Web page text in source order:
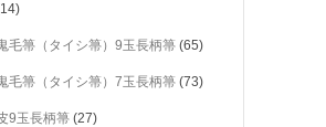
毛箒（タイシ箒）9玉長柄箒 (65)
毛箒（タイシ箒）7玉長柄箒 (73)
9玉長柄箒 (27)